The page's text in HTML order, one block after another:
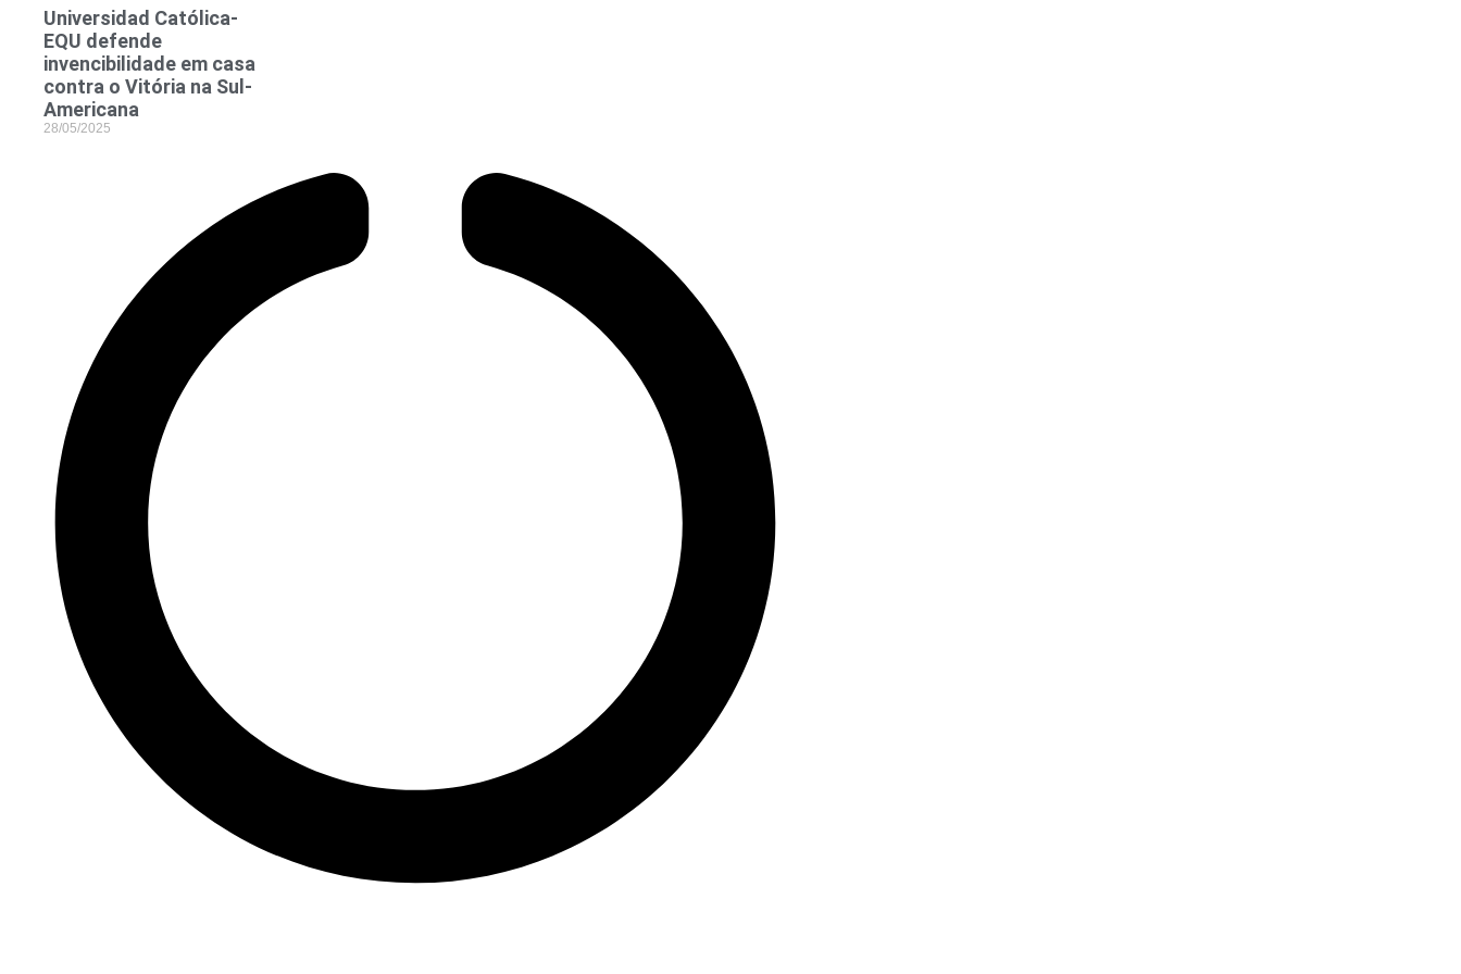
Universidad Católica-
EQU defende
invencibilidade em casa
contra o Vitória na Sul-
Americana
28/05/2025